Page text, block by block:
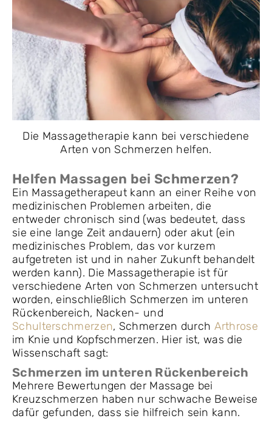
Die Massagetherapie kann bei verschiedene
Arten von Schmerzen helfen.
Helfen Massagen bei Schmerzen?
Ein Massagetherapeut kann an einer Reihe von
medizinischen Problemen arbeiten, die
entweder chronisch sind (was bedeutet, dass
sie eine lange Zeit andauern) oder akut (ein
medizinisches Problem, das vor kurzem
aufgetreten ist und in naher Zukunft behandelt
werden kann). Die Massagetherapie ist für
verschiedene Arten von Schmerzen untersucht
worden, einschließlich Schmerzen im unteren
Rückenbereich, Nacken- und
Schulterschmerzen, Schmerzen durch Arthrose
im Knie und Kopfschmerzen. Hier ist, was die
Wissenschaft sagt:
Schmerzen im unteren Rückenbereich
Mehrere Bewertungen der Massage bei
Kreuzschmerzen haben nur schwache Beweise
dafür gefunden, dass sie hilfreich sein kann.